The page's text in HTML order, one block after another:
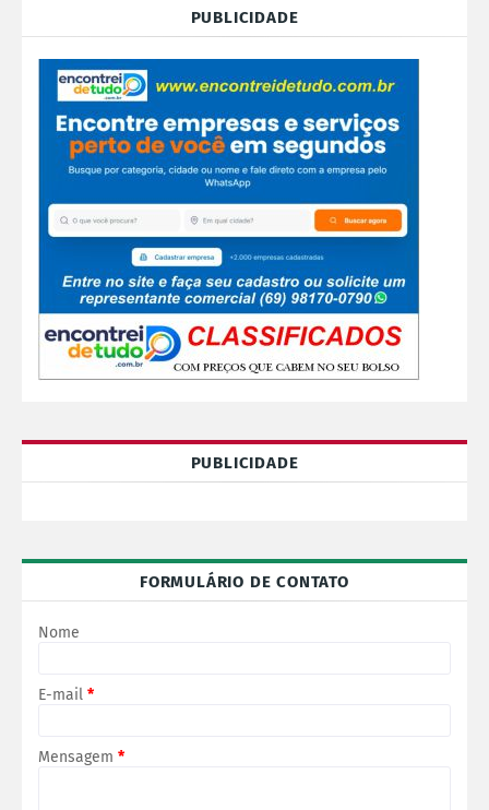
PUBLICIDADE
PUBLICIDADE
FORMULÁRIO DE CONTATO
Nome
E-mail *
Mensagem *